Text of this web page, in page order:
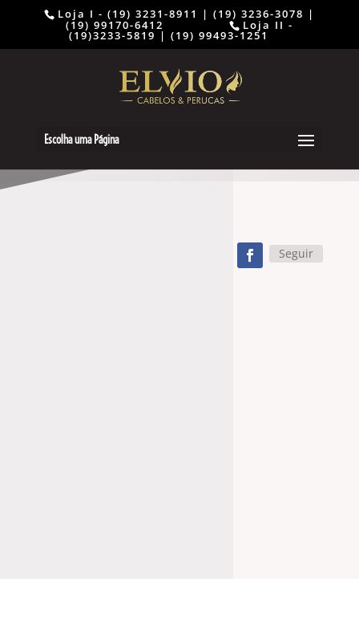
Loja I - (19) 3231-8911 | (19) 3236-3078 |
(19) 99170-6412 ⠀⠀⠀⠀⠀⠀ Loja II -
(19)3233-5819 | (19) 99493-1251
Escolha uma Página
Seguir